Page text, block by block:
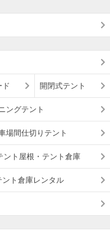
ド 開閉式テント
ングテント
場間仕切りテント
ント屋根・テント倉庫
ント倉庫レンタル